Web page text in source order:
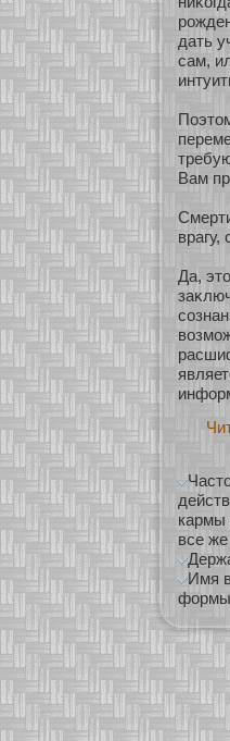
дать
сам,
Вам
врагу,
Да,
кармы
все
Имя